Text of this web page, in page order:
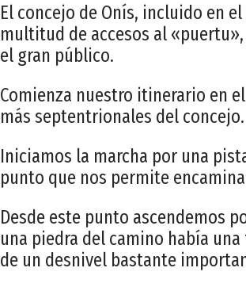
El concejo de Onís, incluido en
multitud de accesos al
el gran público.
Comienza nuestro itinerario en
más septentrionales del concejo.
Iniciamos la marcha por una
punto que nos permite
Desde este punto ascendemos
una piedra del camino había
de un desnivel bastante